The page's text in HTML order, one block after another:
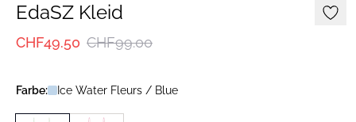
EdaSZ Kleid
CHF49.50 CHF99.00
Farbe: Ice Water Fleurs / Blue